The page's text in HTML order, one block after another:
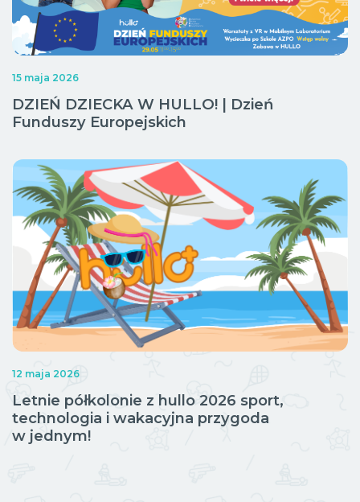
15 maja 2026
DZIEŃ DZIECKA W HULLO! | Dzień
Funduszy Europejskich
12 maja 2026
Letnie półkolonie z hullo 2026 sport,
technologia i wakacyjna przygoda
w jednym!